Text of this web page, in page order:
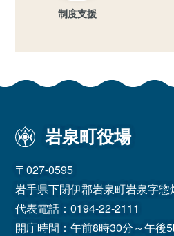
制度支援
岩泉町役場
〒027-0595
岩手県下閉伊郡岩泉町岩泉字惣
代表電話：0194-22-2111
開庁時間：午前8時30分～午後